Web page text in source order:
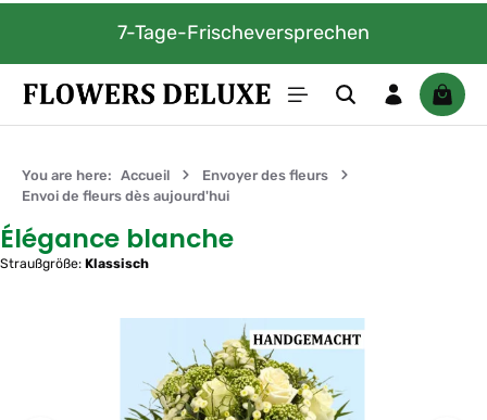
Passer au contenu principal7-Tage-Frischeversprechen
Le
You are here: Accueil
Envoyer des fleurs
Envoi de fleurs dès aujourd'hui
Élégance blanche
Straußgröße: Klassisch